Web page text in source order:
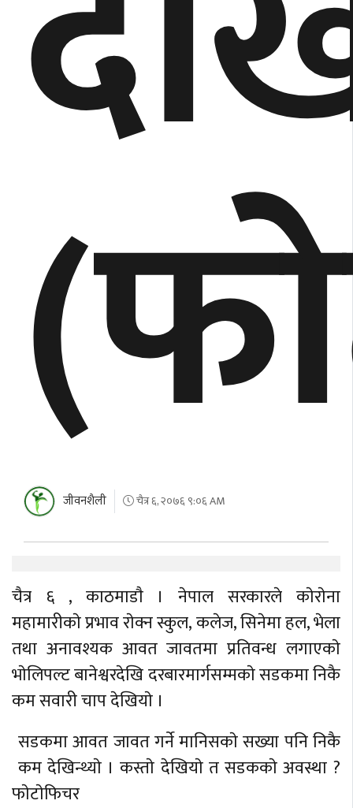
जीवनशैली चैत्र ६, २०७६ ९:०६ AM
चैत्र ६ , काठमाडाै । नेपाल सरकारले काेराेना
महामारीकाे प्रभाव राेक्न स्कुल, कलेज, सिनेमा हल, भेला
तथा अनावश्यक आवत जावतमा प्रतिवन्ध लगाएकाे
भाेलिपल्ट बानेश्वरदेखि दरबारमार्गसम्मकाे सडकमा निकै
कम सवारी चाप देखियाे ।
सडकमा आवत जावत गर्ने मानिसकाे सख्या पनि निकै
कम देखिन्थ्याे । कस्ताे देखियाे त सडककाे अवस्था ?
फाेटाेफिचर